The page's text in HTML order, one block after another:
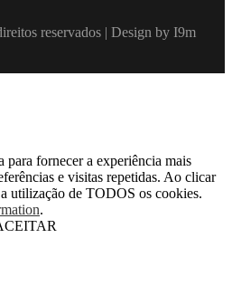
reservados | Design by I9m
para fornecer a experiência mais
e visitas repetidas. Ao clicar
utilização de TODOS os cookies.
.